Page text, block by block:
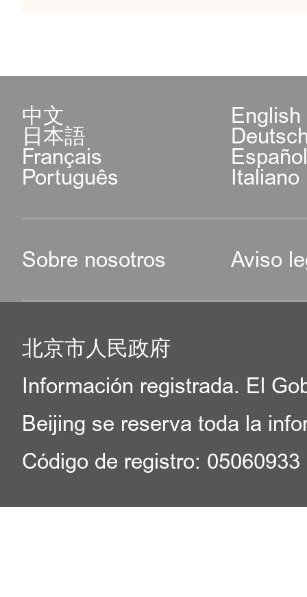
中文 English
日本語
Français
Português Italiano
Sobre nosotros Aviso
北京市人民政府
Información registrada. El
Beijing se reserva toda la
Código de registro: 05060933